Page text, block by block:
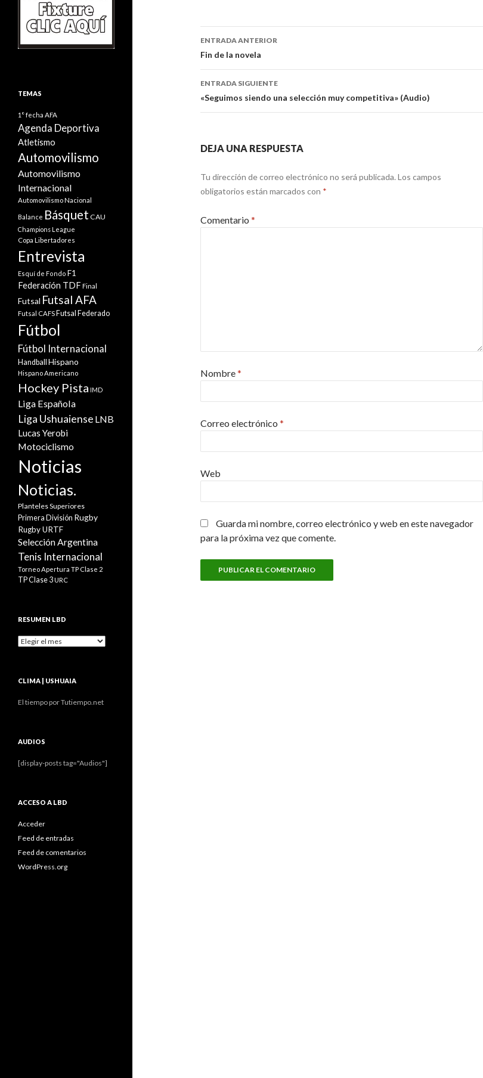
Navegación
de
entradas
ENTRADA ANTERIOR
Fin de la novela
ENTRADA SIGUIENTE
«Seguimos siendo una selección muy competitiva» (Audio)
DEJA UNA RESPUESTA
Tu dirección de correo electrónico no será publicada. Los campos
obligatorios están marcados con *
Comentario *
Nombre*
Correo electrónico *
Web
Guarda mi nombre, correo electrónico y web en este navegador
para la próxima vez que comente.
TEMAS
1° fecha AFA
Agenda Deportiva
Atletismo
Automovilismo
Automovilismo
Internacional
Automovilismo Nacional
Balance Básquet CAU
Champions League
Copa Libertadores
Entrevista
Esquí de Fondo F1
Federación TDF Final
Futsal Futsal AFA
Futsal CAFS Futsal Federado
Fútbol
Fútbol Internacional
Handball Hispano
Hispano Americano
Hockey Pista IMD
Liga Española
Liga Ushuaiense LNB
Lucas Yerobi
Motociclismo
Noticias
Noticias.
Planteles Superiores
Primera División Rugby
Rugby URTF
Selección Argentina
Tenis Internacional
Torneo Apertura TP Clase 2
TP Clase 3URC
RESUMEN LBD
Resumen
CLIMA | USHUAIA
El tiempo por Tutiempo.net
AUDIOS
[display-posts tag="Audios"]
ACCESO A LBD
Acceder
Feed de entradas
Feed de comentarios
WordPress.org